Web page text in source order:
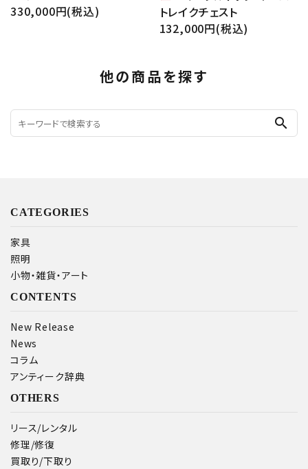
330,000円(税込)
トレイクチェスト
132,000円(税込)
他の商品を探す
search
CATEGORIES
家具
照明
小物・雑貨・アート
CONTENTS
New Release
News
コラム
アンティーク辞典
OTHERS
リース/レンタル
修理/修復
買取り/下取り